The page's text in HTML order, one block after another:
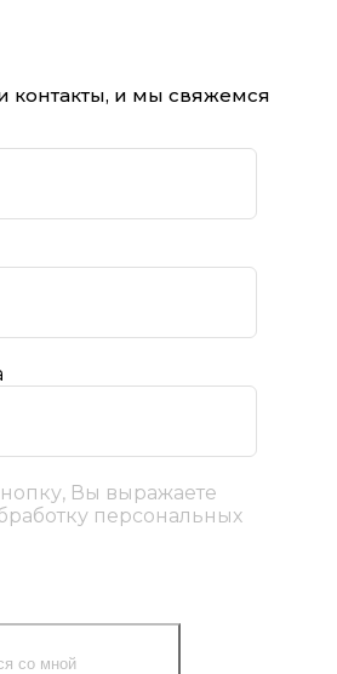
контакты, и мы свяжемся
Вы выражаете
персональных
со мной